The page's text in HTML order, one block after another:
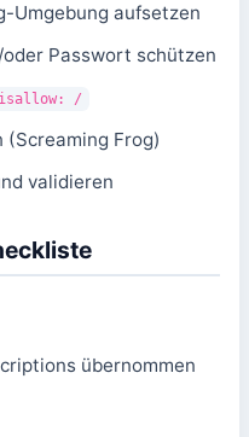
Umgebung aufsetzen
oder Passwort schützen
/
Frog)
validieren
übernommen